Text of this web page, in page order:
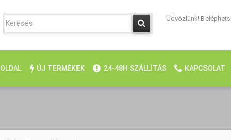
Üdvözlünk!
ÚJ TERMÉKEK 24-48H SZÁLLÍTÁS KAPCSOLAT